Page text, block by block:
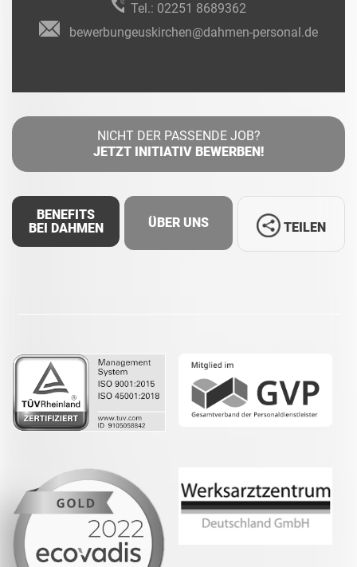
Tel.: 02251 8689362
bewerbungeuskirchen@dahmen-personal.de
NICHT DER PASSENDE JOB?
JETZT INITIATIV BEWERBEN!
BENEFITS
BEI DAHMEN
ÜBER UNS TEILEN